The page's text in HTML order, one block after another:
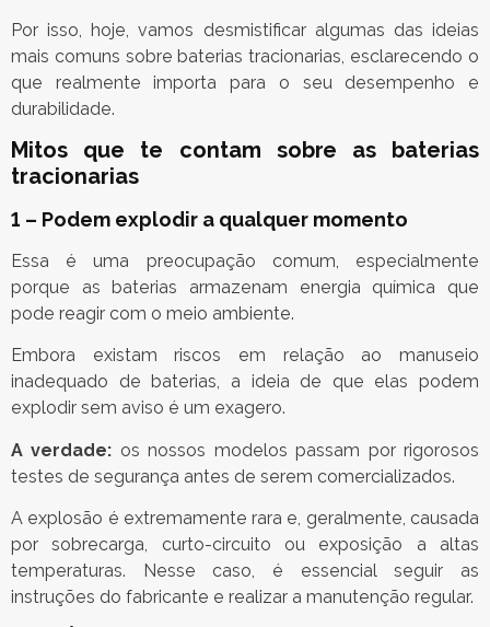
Por isso, hoje, vamos desmistificar algumas das ideias
mais comuns sobre baterias tracionarias, esclarecendo o
que realmente importa para o seu desempenho e
durabilidade.
Mitos que te contam sobre as baterias
tracionarias
1 – Podem explodir a qualquer momento
Essa é uma preocupação comum, especialmente
porque as baterias armazenam energia química que
pode reagir com o meio ambiente.
Embora existam riscos em relação ao manuseio
inadequado de baterias, a ideia de que elas podem
explodir sem aviso é um exagero.
A verdade: os nossos modelos passam por rigorosos
testes de segurança antes de serem comercializados.
A explosão é extremamente rara e, geralmente, causada
por sobrecarga, curto-circuito ou exposição a altas
temperaturas. Nesse caso, é essencial seguir as
instruções do fabricante e realizar a manutenção regular.